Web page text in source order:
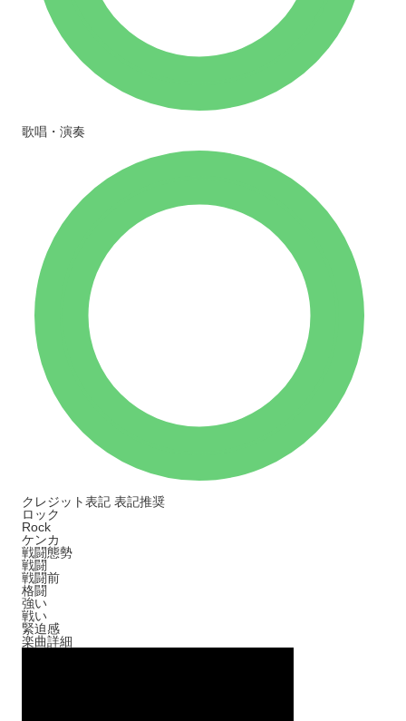
歌唱・演奏
クレジット表記 表記推奨
ロック
Rock
ケンカ
戦闘態勢
戦闘
戦闘前
格闘
強い
戦い
緊迫感
楽曲詳細